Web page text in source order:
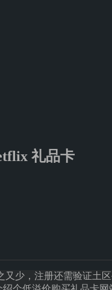
礼品卡
又少，注册还需验证土